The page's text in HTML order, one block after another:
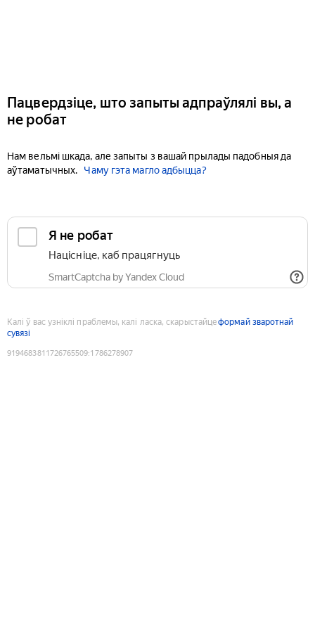
Пацвердзіце, што запыты адпраўлялі вы, а
не робат
Нам вельмі шкада, але запыты з вашай прылады падобныя да
аўтаматычных.
Чаму гэта магло адбыцца?
Я не робат
Націсніце, каб працягнуць
SmartCaptcha by Yandex Cloud
Калі ў вас узніклі праблемы, калі ласка, скарыстайцеформай зваротнай
сувязі
9194683811726765509:1786278907